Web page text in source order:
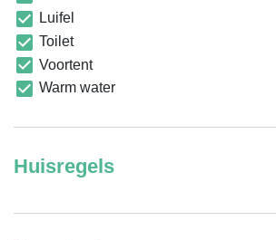
Luifel
Toilet
Voortent
Warm water
Huisregels